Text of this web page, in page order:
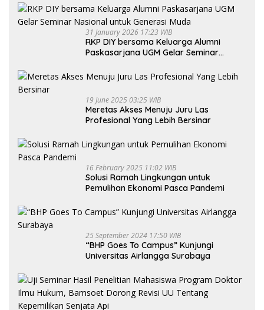
31 January 2026 17:23 WIB
RKP DIY bersama Keluarga Alumni
Paskasarjana UGM Gelar Seminar
19 June 2025 03:25 WIB
Meretas Akses Menuju Juru Las
Profesional Yang Lebih Bersinar
16 February 2025 11:02 WIB
Solusi Ramah Lingkungan untuk
Pemulihan Ekonomi Pasca Pandemi
25 September 2024 17:50 WIB
“BHP Goes To Campus” Kunjungi
Universitas Airlangga Surabaya